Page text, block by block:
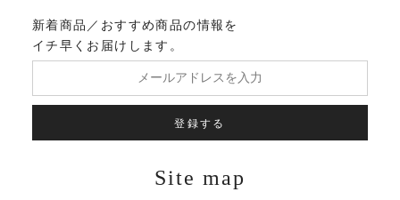
新着商品／おすすめ商品の情報を
イチ早くお届けします。
登録する
Site map